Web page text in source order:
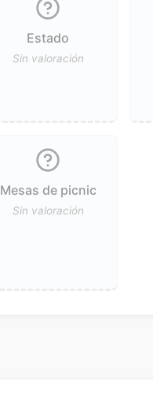
Estado
Sin valoración
Mesas de picnic
Sin valoración